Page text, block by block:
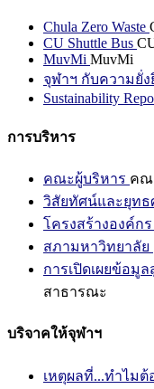
Chula Zero Waste
CU Shuttle Bus
MuvMi MuvMi
จุฬาฯ กับความยั่ง
Sustainability
การบริหาร
คณะผู้บริหาร คณ
วิสัยทัศน์และยุทธ
โครงสร้างองค์กร
สภามหาวิทยาลัย
การเปิดเผยข้อมู
สาธารณะ
บริจาคให้จุฬาฯ
เหตุผลที่...ทำไมต้